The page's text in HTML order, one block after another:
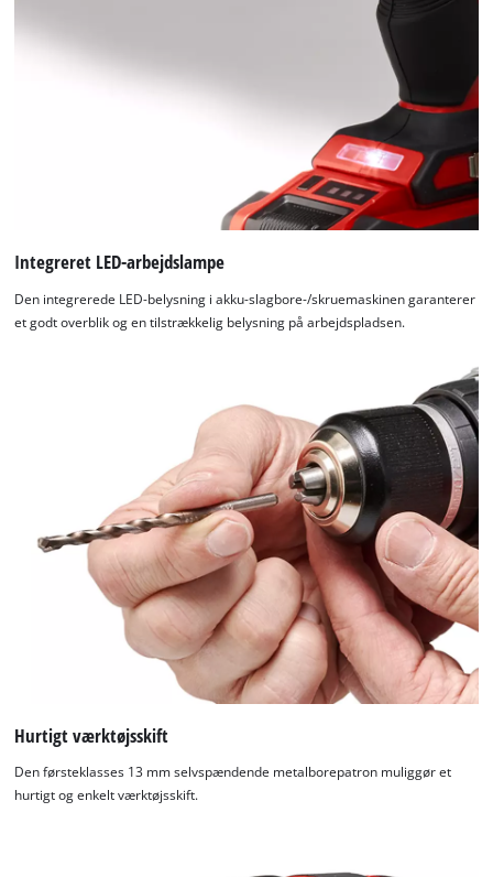
Integreret LED-arbejdslampe
Den integrerede LED-belysning i akku-slagbore-/skruemaskinen garanterer
et godt overblik og en tilstrækkelig belysning på arbejdspladsen.
Hurtigt værktøjsskift
Den førsteklasses 13 mm selvspændende metalborepatron muliggør et
hurtigt og enkelt værktøjsskift.